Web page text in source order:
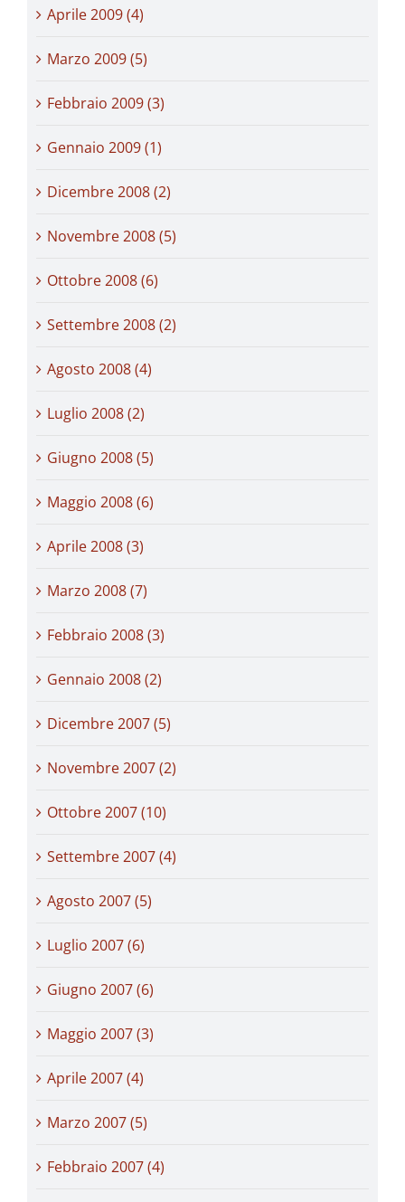
Aprile 2009 (4)
Marzo 2009 (5)
Febbraio 2009 (3)
Gennaio 2009 (1)
Dicembre 2008 (2)
Novembre 2008 (5)
Ottobre 2008 (6)
Settembre 2008 (2)
Agosto 2008 (4)
Luglio 2008 (2)
Giugno 2008 (5)
Maggio 2008 (6)
Aprile 2008 (3)
Marzo 2008 (7)
Febbraio 2008 (3)
Gennaio 2008 (2)
Dicembre 2007 (5)
Novembre 2007 (2)
Ottobre 2007 (10)
Settembre 2007 (4)
Agosto 2007 (5)
Luglio 2007 (6)
Giugno 2007 (6)
Maggio 2007 (3)
Aprile 2007 (4)
Marzo 2007 (5)
Febbraio 2007 (4)